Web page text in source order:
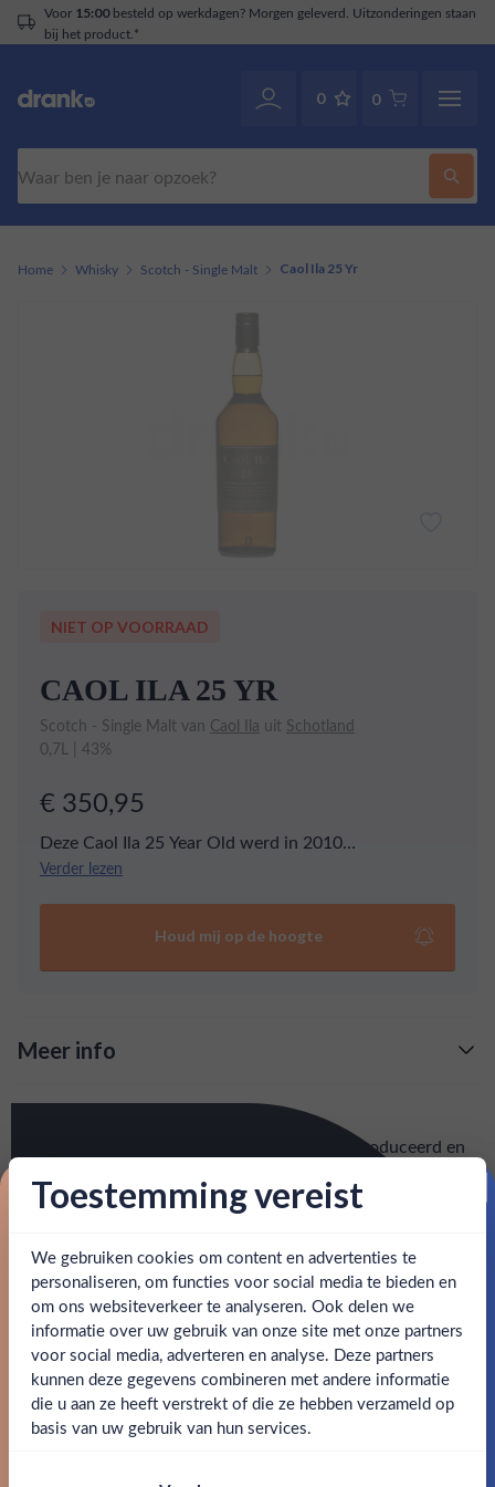
Voor 15:00besteld op werkdagen? Morgen geleverd. Uitzonderingen staan
bij het product.*
0 0
Ben jij 18 jaar of ouder?
Ja Nee
Home Whisky Scotch - Single Malt Caol Ila 25 Yr
NIET OP VOORRAAD
CAOL ILA 25 YR
Scotch - Single Malt van Caol Ila uit Schotland
0,7L | 43%
€ 350,95
Deze Caol Ila 25 Year Old werd in 2010
geïntroduceerd en is de eerste botteling van deze
gember en citroen.
Verder lezen
Houd mij op de hoogte
Meer info
: voor 15:00, morgen in huis (uitzondering bij
Behulpzameen goed bereikbare klantenservice.
Deze Caol Ila 25 Year Old werd in 2010 geïntroduceerd en
43%. Heerlijk rijk met een zacht mondgevoel en tonen van
SPECIFICATIES
Alcohol 43.00%
Merk Caol Ila
Toestemming vereist
We gebruiken cookies om content en advertenties te
personaliseren, om functies voor social media te bieden en
om ons websiteverkeer te analyseren. Ook delen we
informatie over uw gebruik van onze site met onze partners
voor social media, adverteren en analyse. Deze partners
kunnen deze gegevens combineren met andere informatie
die u aan ze heeft verstrekt of die ze hebben verzameld op
basis van uw gebruik van hun services.
Proost op je eerste korting!
Schrijf je in en ontvang direct 5% korting op je eerste
bestelling.
Email
Claim mijn korting